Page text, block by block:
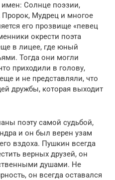
Солнце поэзии,
Мудрец и многое
его прозвище «певец
окрести поэта
в лицее, где юный
Тогда они могли
приходили в голову,
и не представляли, что
дружбы, которая выходит
поэту самой судьбой,
и он был верен узам
вздоха. Пушкин всегда
верных друзей, он
душами. Не
он всегда оставался